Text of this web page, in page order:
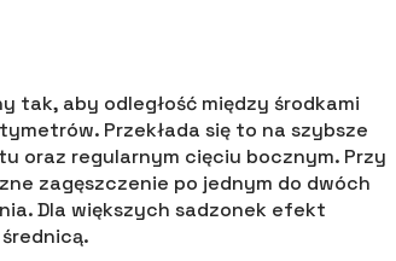
tak, aby odległość między środkami
Przekłada się to na szybsze
oraz regularnym cięciu bocznym. Przy
zagęszczenie po jednym do dwóch
Dla większych sadzonek efekt